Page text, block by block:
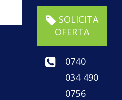
SOLICITA
OFERTA
0740
034 490
0756